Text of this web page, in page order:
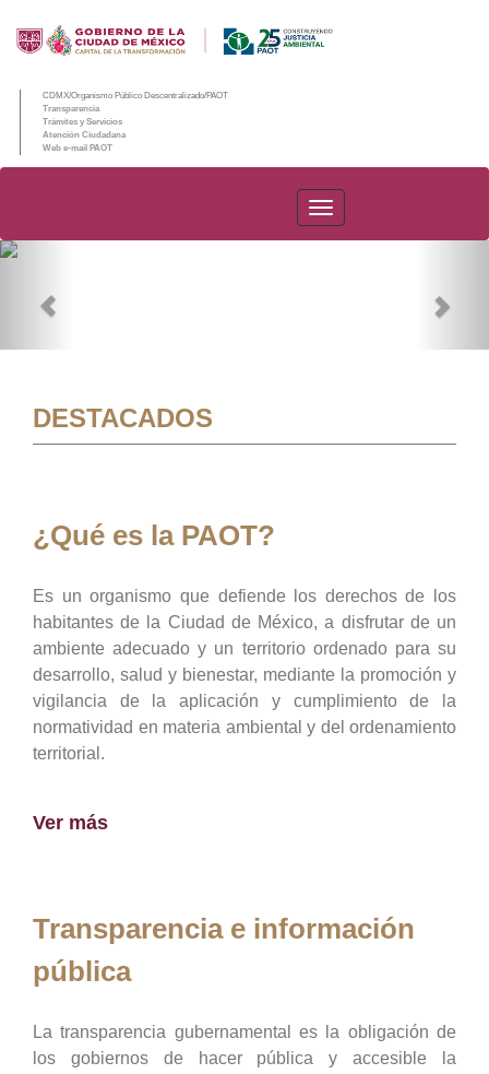
CDMX/Organismo Público Descentralizado/PAOT
Transparencia
Trámites y Servicios
Atención Ciudadana
Web e-mail PAOT
PAOT
DESTACADOS
¿Qué es la PAOT?
Es un organismo que defiende los derechos de los
habitantes de la Ciudad de México, a disfrutar de un
ambiente adecuado y un territorio ordenado para su
desarrollo, salud y bienestar, mediante la promoción y
vigilancia de la aplicación y cumplimiento de la
normatividad en materia ambiental y del ordenamiento
territorial.
Ver más
Transparencia e información
pública
La transparencia gubernamental es la obligación de
los gobiernos de hacer pública y accesible la